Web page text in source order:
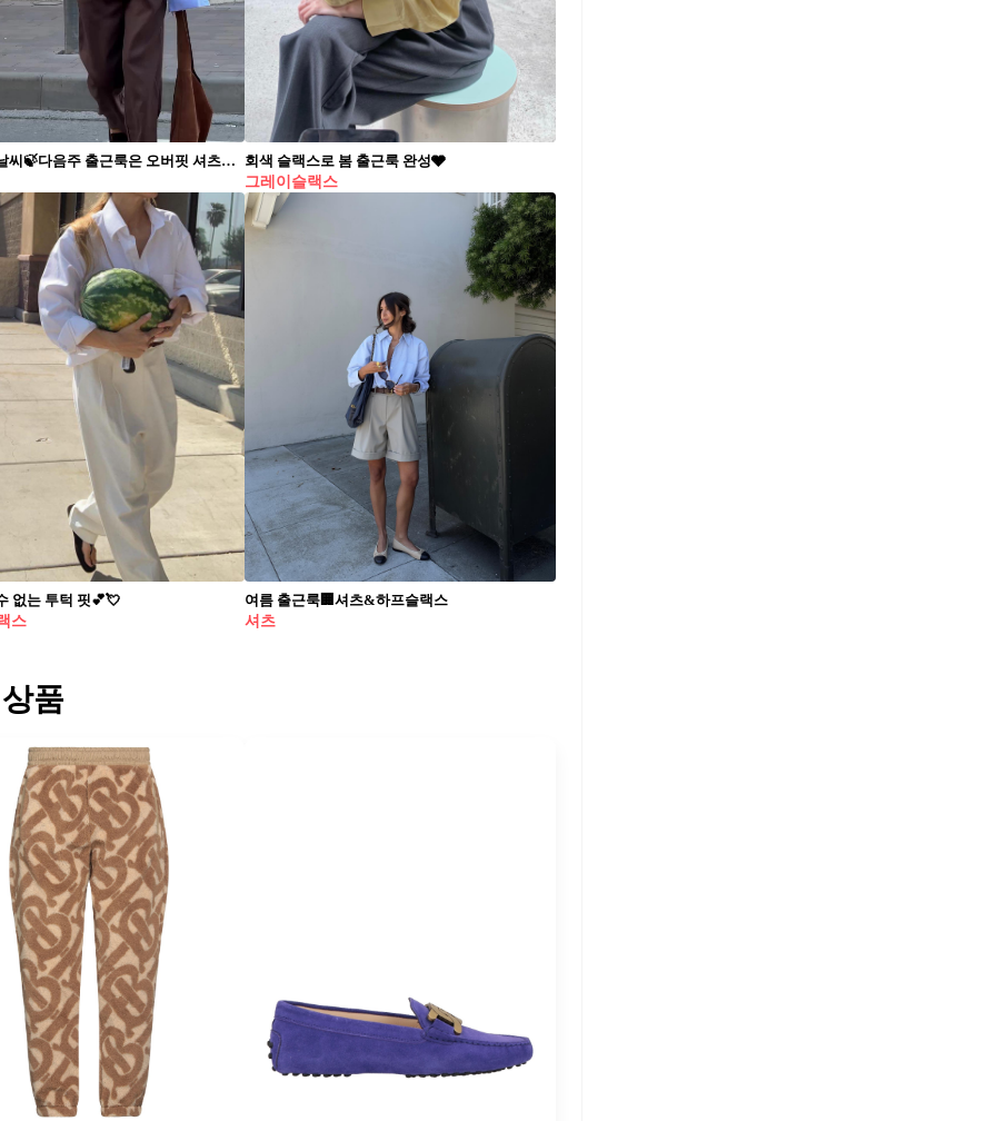
선선해진 날씨🍃다음주 출근룩은 오버핏 셔츠에 와이드 슬랙스로 무심한 핏💙🤎시크 무드 더해
회색 슬랙스로 봄 출근룩 완성🩶
그레이슬랙스
없는 투턱 핏💕💘
스
여름 출근룩🏢셔츠&하프슬랙스
셔츠
품